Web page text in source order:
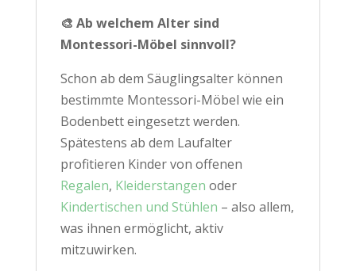
🎨 Ab welchem Alter sind
Montessori-Möbel sinnvoll?
Schon ab dem Säuglingsalter können
bestimmte Montessori-Möbel wie ein
Bodenbett eingesetzt werden.
Spätestens ab dem Laufalter
profitieren Kinder von offenen
Regalen, Kleiderstangen oder
Kindertischen und Stühlen – also allem,
was ihnen ermöglicht, aktiv
mitzuwirken.